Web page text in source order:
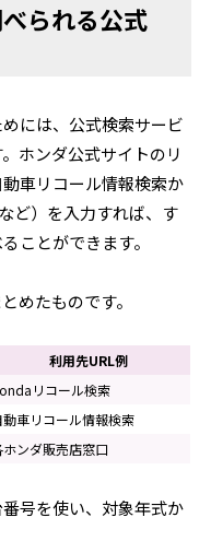
られる公式
には、公式検索サービ
ホンダ公式サイトのリ
車リコール情報検索か
ど）を入力すれば、す
ことができます。
めたものです。
利用先URL例
リコール検索
動車リコール情報検索
ホンダ販売店窓口
号を使い、対象年式か